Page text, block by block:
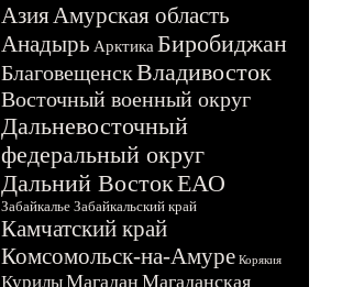
АзияАмурская область
Анадырь Арктика Биробиджан
БлаговещенскВладивосток
Восточный военный округ
Дальневосточный
федеральный округ
Дальний ВостокЕАО
Забайкалье Забайкальский край
Камчатский край
Комсомольск-на-Амуре Корякия
КурилыМагадан Магаданская